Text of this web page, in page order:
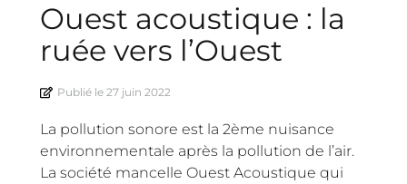
Ouest acoustique : la
ruée vers l’Ouest
Publié le 27 juin 2022
La pollution sonore est la 2ème nuisance
environnementale après la pollution de l’air.
La société mancelle Ouest Acoustique qui